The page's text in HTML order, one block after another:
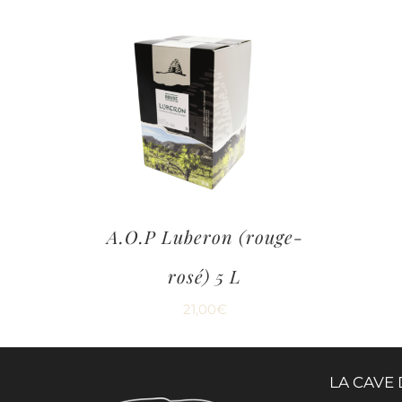
A.O.P Luberon (rouge-
rosé) 5 L
21,00€
LA CAVE